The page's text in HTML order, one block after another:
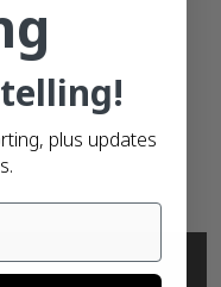
plus updates